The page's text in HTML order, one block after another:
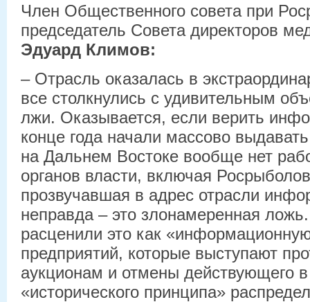
Член Общественного совета при
председатель Совета директоров
Эдуард Климов:
– Отрасль оказалась в
все столкнулись с удивительным
лжи. Оказывается, если верить
конце года начали массово
на Дальнем Востоке вообще нет
органов власти, включая
прозвучавшая в адрес отрасли
неправда – это злонамеренная
расценили это как
предприятий, которые выступают
аукционам и отмены действующего в
«исторического принципа»